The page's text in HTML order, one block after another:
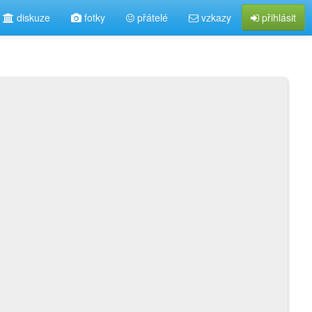
diskuze fotky přátelé vzkazy přihlásit